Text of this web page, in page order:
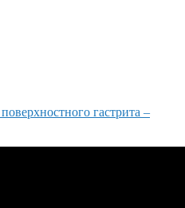
гастрита –